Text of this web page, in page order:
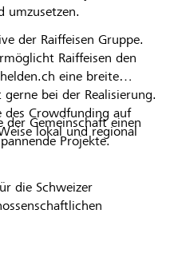
umzusetzen.
der Raiffeisen Gruppe.
Raiffeisen den
eine breite
bei der Realisierung.
des Crowdfunding auf
lokal und regional
der Gemeinschaft einen
Projekte.
die Schweizer